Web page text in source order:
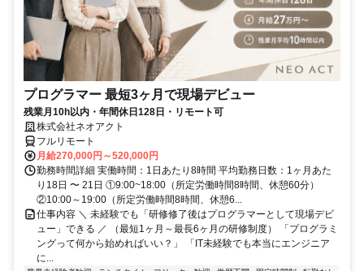
プログラマー 最短3ヶ月で現場デビュー
残業月10h以内・年間休日128日・リモート可
株式会社ネオアクト
フルリモート
月給270,000円～520,000円
勤務時間詳細 実働時間：1日あたり8時間 平均勤務日数：1ヶ月あた
り18日 〜 21日 ①9:00~18:00（所定労働時間8時間、休憩60分）
②10:00～19:00（所定労働時間8時間、休憩6...
仕事内容 ＼ 未経験でも「研修修了後はプログラマーとして現場デビ
ュー」できる ／ （最短1ヶ月～最長6ヶ月の研修制度） 「プログラミ
ングって何から始めればいい？」 「IT未経験でも本当にエンジニア
に...